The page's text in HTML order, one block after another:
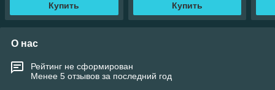
Купить Купить
О нас
Рейтинг не сформирован
Менее 5 отзывов за последний год